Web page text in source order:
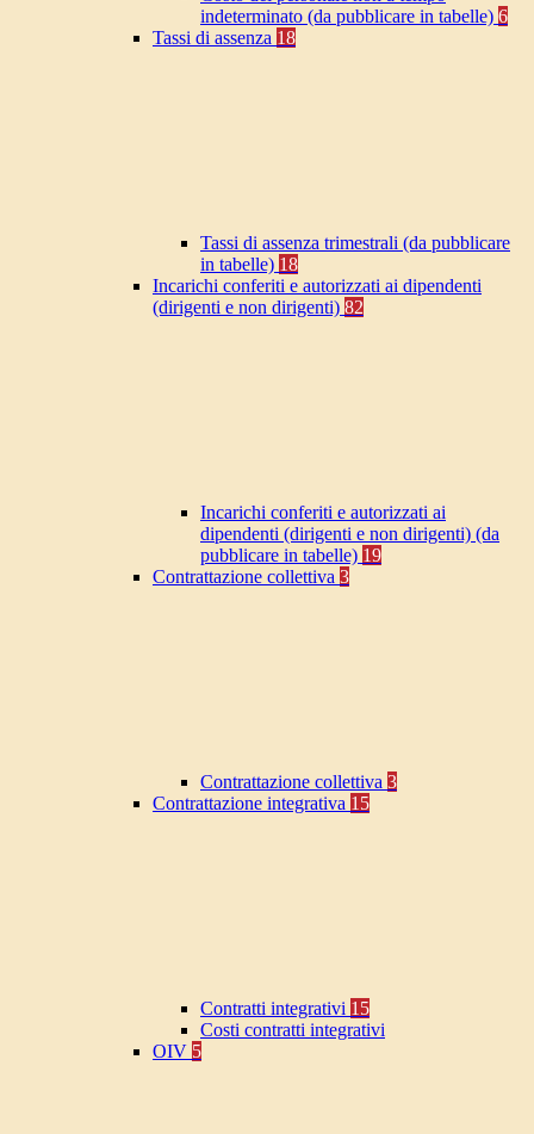
indeterminato (da pubblicare in tabelle) 6
Tassi di assenza 18
Tassi di assenza trimestrali (da pubblicare
in tabelle) 18
Incarichi conferiti e autorizzati ai dipendenti
(dirigenti e non dirigenti) 82
Incarichi conferiti e autorizzati ai
dipendenti (dirigenti e non dirigenti) (da
pubblicare in tabelle) 19
Contrattazione collettiva 3
Contrattazione collettiva 3
Contrattazione integrativa 15
Contratti integrativi 15
Costi contratti integrativi
OIV 5